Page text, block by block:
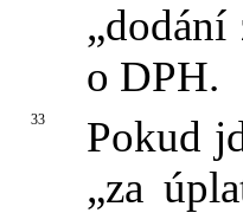
o DPH.
33
Pokud
„za